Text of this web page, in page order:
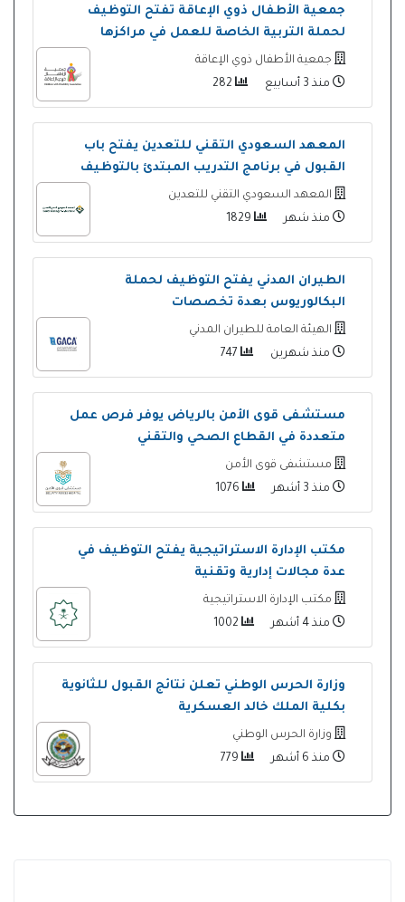
جمعية الأطفال ذوي الإعاقة تفتح التوظيف
لحملة التربية الخاصة للعمل في مراكزها
جمعية الأطفال ذوي الإعاقة
منذ 3 أسابيع
المعهد السعودي التقني للتعدين يفتح باب
القبول في برنامج التدريب المبتدئ بالتوظيف
المعهد السعودي التقني للتعدين
منذ شهر
الطيران المدني يفتح التوظيف لحملة
البكالوريوس بعدة تخصصات
الهيئة العامة للطيران المدني
منذ شهرين
مستشفى قوى الأمن بالرياض يوفر فرص عمل
متعددة في القطاع الصحي والتقني
مستشفى قوى الأمن
منذ 3 أشهر
مكتب الإدارة الاستراتيجية يفتح التوظيف في
عدة مجالات إدارية وتقنية
مكتب الإدارة الاستراتيجية
منذ 4 أشهر
وزارة الحرس الوطني تعلن نتائج القبول للثانوية
بكلية الملك خالد العسكرية
وزارة الحرس الوطني
منذ 6 أشهر